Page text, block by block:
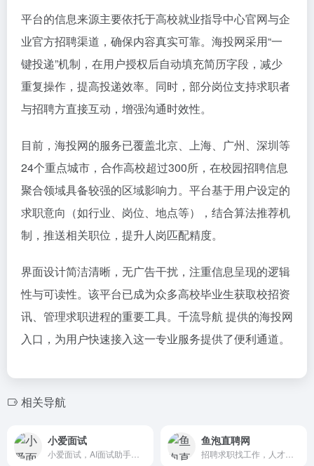
平台的信息来源主要依托于高校就业指导中心官网与企
业官方招聘渠道，确保内容真实可靠。海投网采用“一
键投递”机制，在用户授权后自动填充简历字段，减少
重复操作，提高投递效率。同时，部分岗位支持求职者
与招聘方直接互动，增强沟通时效性。
目前，海投网的服务已覆盖北京、上海、广州、深圳等
24个重点城市，合作高校超过300所，在校园招聘信息
聚合领域具备较强的区域影响力。平台基于用户设定的
求职意向（如行业、岗位、地点等），结合算法推荐机
制，推送相关职位，提升人岗匹配精度。
界面设计简洁清晰，无广告干扰，注重信息呈现的逻辑
性与可读性。该平台已成为众多高校毕业生获取校招资
讯、管理求职进程的重要工具。千流导航 提供的海投网
入口，为用户快速接入这一专业服务提供了便利通道。
相关导航
小爱面试 鱼泡直聘网